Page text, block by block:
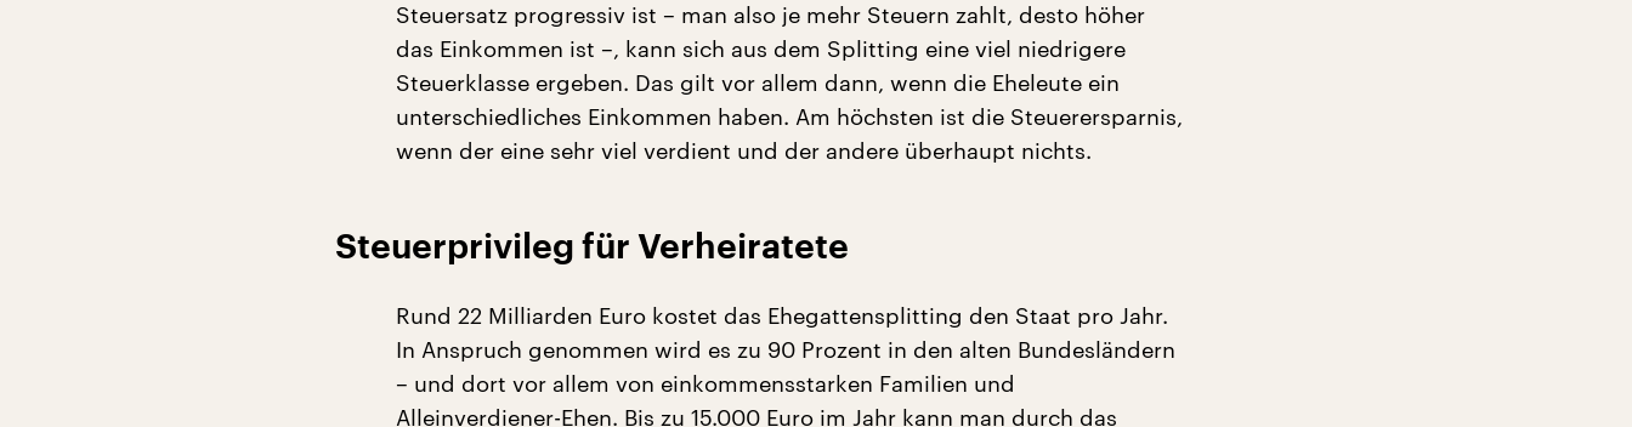
Steuersatz progressiv ist – man also je mehr Steuern zahlt, desto höher
das Einkommen ist –, kann sich aus dem Splitting eine viel niedrigere
Steuerklasse ergeben. Das gilt vor allem dann, wenn die Eheleute ein
unterschiedliches Einkommen haben. Am höchsten ist die Steuerersparnis,
wenn der eine sehr viel verdient und der andere überhaupt nichts.
Steuerprivileg für Verheiratete
Rund 22 Milliarden Euro kostet das Ehegattensplitting den Staat pro Jahr.
In Anspruch genommen wird es zu 90 Prozent in den alten Bundesländern
– und dort vor allem von einkommensstarken Familien und
Alleinverdiener-Ehen. Bis zu 15.000 Euro im Jahr kann man durch das